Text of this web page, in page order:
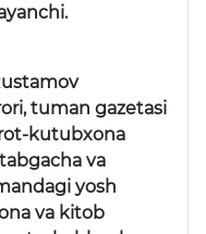
tuman gazetasi
kutubxona
va
yosh
va kitob